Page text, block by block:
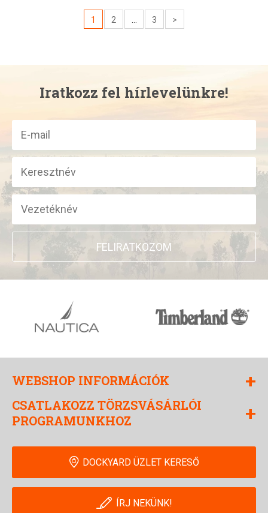
1 2 3 >
Iratkozz fel hírlevelünkre!
FELIRATKOZOM
WEBSHOP INFORMÁCIÓK +
CSATLAKOZZ TÖRZSVÁSÁRLÓI
PROGRAMUNKHOZ
+
DOCKYARD ÜZLET KERESŐ
ÍRJ NEKÜNK!